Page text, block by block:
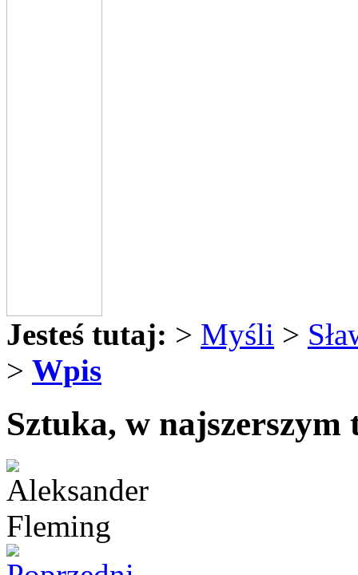
Jesteś tutaj: > Myśli >
> Wpis
Sztuka, w najszerszym